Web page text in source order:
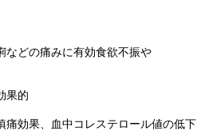
などの痛みに有効食欲不振や
果的
痛効果 血中コレステロール値の低下